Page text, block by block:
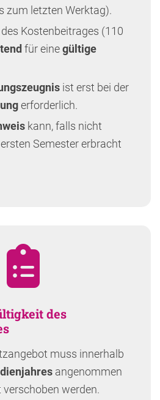
zum letzten Werktag).
Kostenbeitrages (110
für einegültige
ist erst bei der
erforderlich.
kann, falls nicht
Semester erbracht
des
muss innerhalb
angenommen
werden.